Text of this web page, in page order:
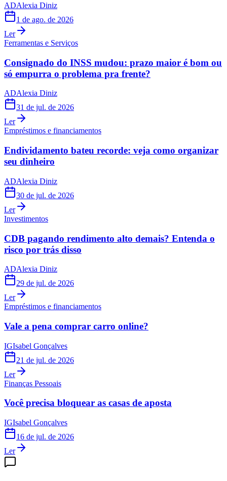
ADAlexia Diniz
1 de ago. de 2026
Ler
Ferramentas e Serviços
Consignado do INSS mudou: prazo maior é bom ou
só empurra o problema pra frente?
ADAlexia Diniz
31 de jul. de 2026
Ler
Empréstimos e financiamentos
Endividamento bateu recorde: veja como organizar
seu dinheiro
ADAlexia Diniz
30 de jul. de 2026
Ler
Investimentos
CDB pagando rendimento alto demais? Entenda o
risco por trás disso
ADAlexia Diniz
29 de jul. de 2026
Ler
Empréstimos e financiamentos
Vale a pena comprar carro online?
IGIsabel Gonçalves
21 de jul. de 2026
Ler
Finanças Pessoais
Você precisa bloquear as casas de aposta
IGIsabel Gonçalves
16 de jul. de 2026
Ler